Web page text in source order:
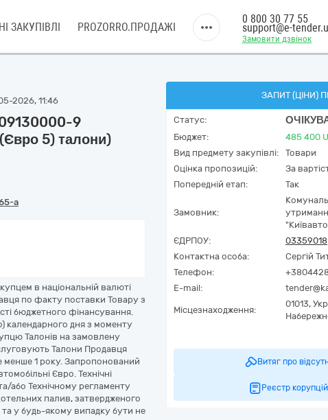
ЗАКУПІВЛІ PROZORRO.ПРОДАЖІ
Замовити дзвінок
0 800 30 77 55
support@e-
2026, 11:46
9
5) талони)
a
в національній валюті
по факту поставки Товару з
бюджетного фінансування.
календарного дня з моменту
Талонів на замовлену
Талони Продавця
менше 1 року. Запропонований
Євро. Технічні
або Технічному регламенту
палив, затвердженого
та у будь-якому випадку бути не
ЗАПИТ (ЦІНИ)
Статус:
Бюджет: 485 400
Вид предмету закупівлі:
Товари
Оцінка пропозицій:
За
Попередній етап:
Так
Замовник:
ЄДРПОУ:
03359018
Контактна особа:
Сергій
Телефон:
E-mail:
Місцезнаходження:
01013,
Витяг про
Реєстр